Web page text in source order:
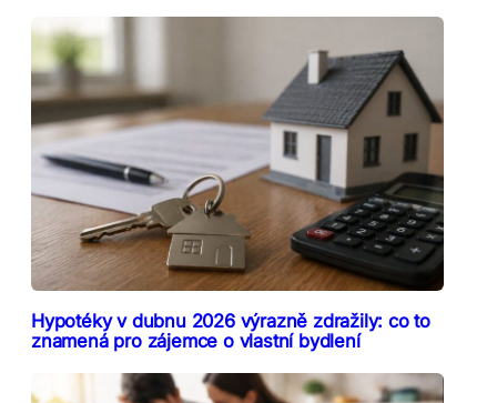
Hypotéky v dubnu 2026 výrazně zdražily: co to
znamená pro zájemce o vlastní bydlení